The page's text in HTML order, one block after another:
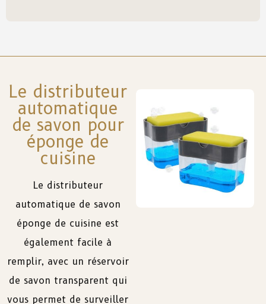
Le distributeur
automatique
de savon pour
éponge de
cuisine
Le distributeur
automatique de savon
éponge de cuisine est
également facile à
remplir, avec un réservoir
de savon transparent qui
vous permet de surveiller